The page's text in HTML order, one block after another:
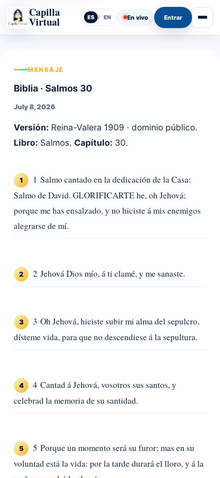
Capilla
Virtual ES / EN En vivo Entrar Abrir
MENSAJE
Biblia · Salmos 30
July 8, 2026
Versión: Reina-Valera 1909 · dominio público.
Libro: Salmos. Capítulo: 30.
1
1 Salmo cantado en la dedicación de la Casa:
Salmo de David. GLORIFICARTE he, oh Jehová;
porque me has ensalzado, y no hiciste á mis enemigos
alegrarse de mí.
2 2 Jehová Dios mío, á ti clamé, y me sanaste.
3
3 Oh Jehová, hiciste subir mi alma del sepulcro,
dísteme vida, para que no descendiese á la sepultura.
4
4 Cantad á Jehová, vosotros sus santos, y
celebrad la memoria de su santidad.
5
5 Porque un momento será su furor; mas en su
voluntad está la vida: por la tarde durará el lloro, y á la